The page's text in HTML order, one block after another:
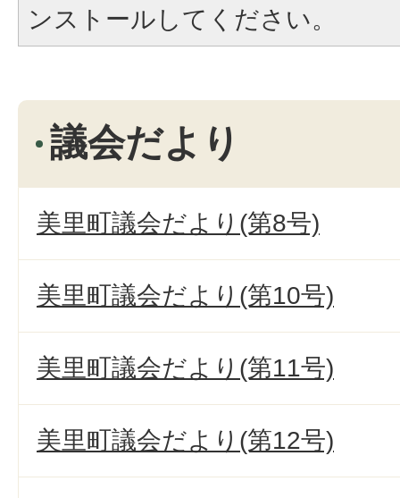
ンストールしてください。
議会だより
美里町議会だより(第8号)
美里町議会だより(第10号)
美里町議会だより(第11号)
美里町議会だより(第12号)